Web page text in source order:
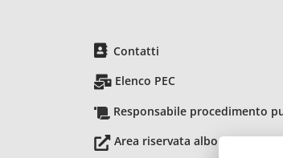
Contatti
Elenco PEC
Responsabile procedimento
Area riservata albo pretorio